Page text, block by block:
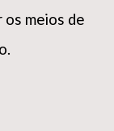
os meios de